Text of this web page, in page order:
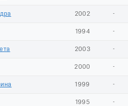
2002 -
1994 -
2003 -
2000 -
1999 -
1995 -